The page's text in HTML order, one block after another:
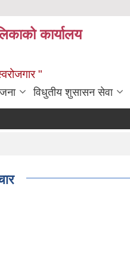
कार्यालय
"
विधुतीय शुसासन सेवा